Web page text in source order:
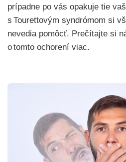
prípadne po vás opakuje tie
s Tourettovým syndrómom si
nevedia pomôcť. Prečítajte si
o tomto ochorení viac.